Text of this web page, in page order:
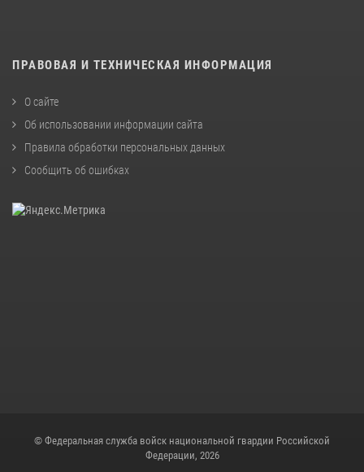
ПРАВОВАЯ И ТЕХНИЧЕСКАЯ ИНФОРМАЦИЯ
О сайте
Об использовании информации сайта
Правила обработки персональных данных
Сообщить об ошибках
© Федеральная служба войск национальной гвардии Российской
Федерации, 2026